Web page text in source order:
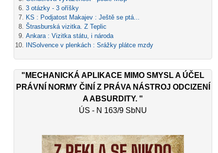
3 otázky - 3 oříšky
KS : Podjatost Makajev : Ještě se ptá...
Štrasburská vizitka. Z Teplic
Ankara : Vizitka státu, i národa
INSolvence v plenkách : Srážky plátce mzdy
"MECHANICKÁ APLIKACE MIMO SMYSL A ÚČEL
PRÁVNÍ NORMY ČINÍ Z PRÁVA NÁSTROJ ODCIZENÍ
A ABSURDITY. "
ÚS - N 163/9 SbNU